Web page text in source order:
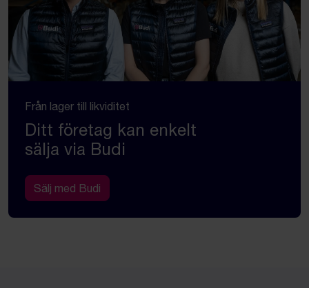
Från lager till likviditet
Ditt företag kan enkelt
sälja via Budi
Sälj med Budi